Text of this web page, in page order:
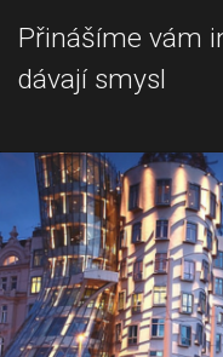
Přinášíme vám
dávají smysl